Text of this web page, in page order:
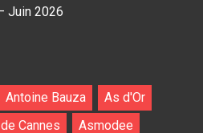
Juin 2026
Antoine Bauza
As d'Or
Cannes
Asmodee